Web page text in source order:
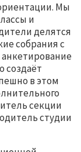
Мы
и
делятся
собрания с
создаёт
в этом
секции
студии